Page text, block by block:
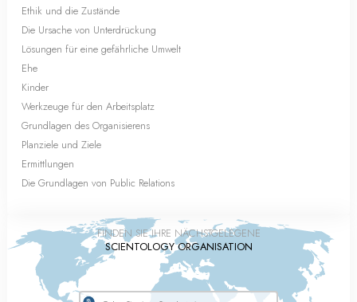
Ethik und die Zustände
Die Ursache von Unterdrückung
Lösungen für eine gefährliche Umwelt
Ehe
Kinder
Werkzeuge für den Arbeitsplatz
Grundlagen des Organisierens
Planziele und Ziele
Ermittlungen
Die Grundlagen von Public Relations
FINDEN SIE IHRE NÄCHSTGELEGENE
SCIENTOLOGY ORGANISATION